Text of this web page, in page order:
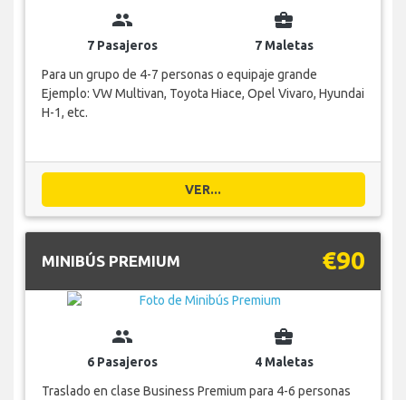
group
7 Pasajeros
business_center
7 Maletas
Para un grupo de 4-7 personas o equipaje grande
Ejemplo: VW Multivan, Toyota Hiace, Opel Vivaro, Hyundai
H-1, etc.
VER...
MINIBÚS PREMIUM €90
group
6 Pasajeros
business_center
4 Maletas
Traslado en clase Business Premium para 4-6 personas